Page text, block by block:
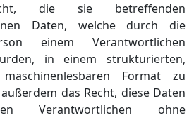
die sie betreffenden
Daten, welche durch die
einem Verantwortlichen
in einem strukturierten,
Format zu
das Recht, diese Daten
Verantwortlichen ohne